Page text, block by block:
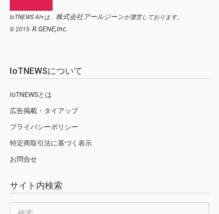
IoTNEWS AI+は、 株式会社アールジーンが運営しております。
© 2015- R.GENE,Inc.
IoTNEWSについて
IoTNEWSとは
広告掲載・タイアップ
プライバシーポリシー
特定商取引法に基づく表示
お問合せ
サイト内検索